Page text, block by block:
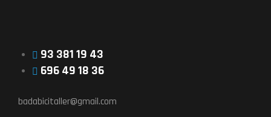
93 381 19 43
696 49 18 36
badabicitaller@gmail.com